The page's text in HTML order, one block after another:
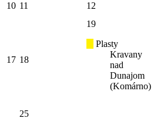
10 11 12
17 18
19
Plasty
Kravany
nad
Dunajom
(Komárno)
25